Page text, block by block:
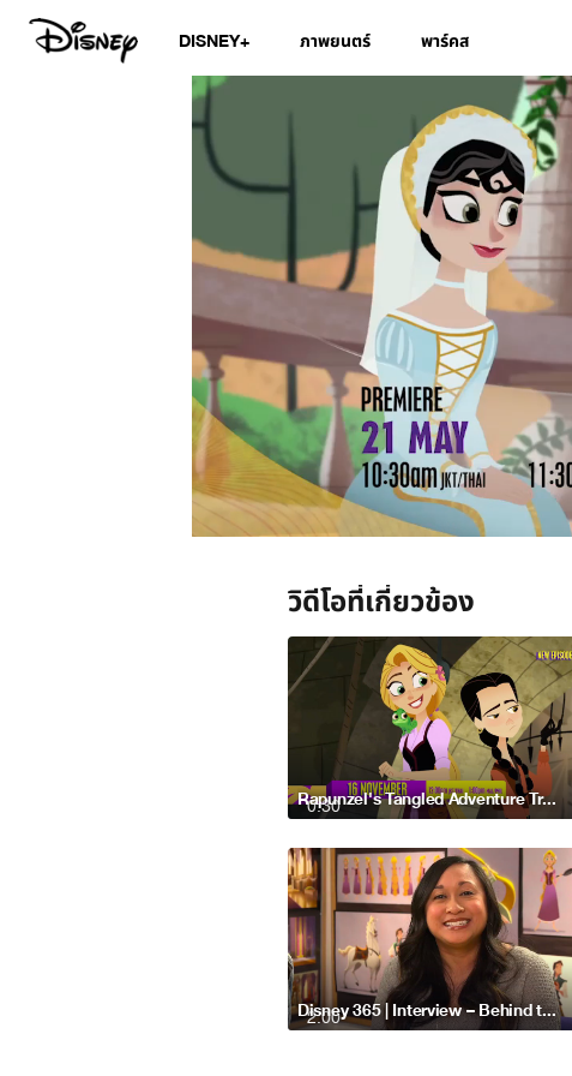
DISNEY+ ภาพยนตร์ พาร์คส
/
วิดีโอที่เกี่ยวข้อง
0:30 Rapunzel's Tangled Adventure Trailer
2:00 Disney 365 | Interview – Behind the Scenes of Tangled: The Series – Disney Channel Asia